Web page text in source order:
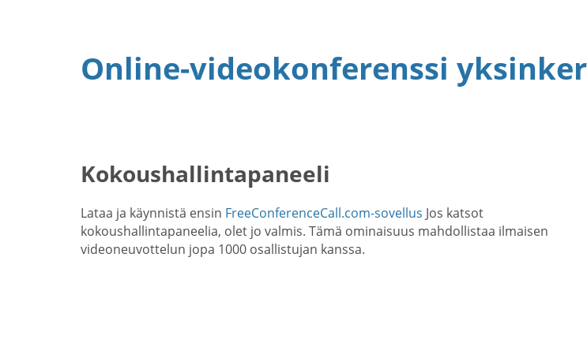
Online-videokonferenssi
Kokoushallintapaneeli
Lataa ja käynnistä ensin FreeConferenceCall.com-sovellus Jos katsot
kokoushallintapaneelia, olet jo valmis. Tämä ominaisuus mahdollistaa ilmaisen
videoneuvottelun jopa 1000 osallistujan kanssa.